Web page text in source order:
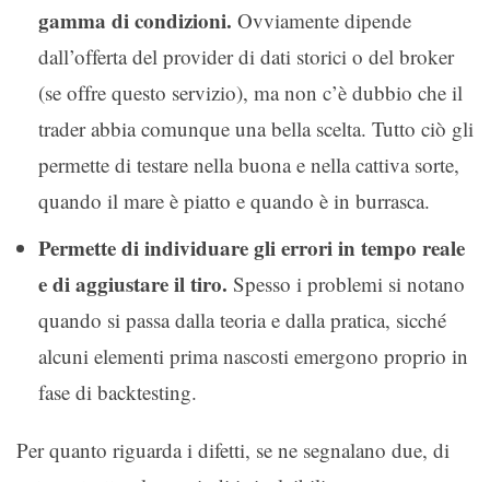
gamma di condizioni. Ovviamente dipende
dall’offerta del provider di dati storici o del broker
(se offre questo servizio), ma non c’è dubbio che il
trader abbia comunque una bella scelta. Tutto ciò gli
permette di testare nella buona e nella cattiva sorte,
quando il mare è piatto e quando è in burrasca.
Permette di individuare gli errori in tempo reale
e di aggiustare il tiro. Spesso i problemi si notano
quando si passa dalla teoria e dalla pratica, sicché
alcuni elementi prima nascosti emergono proprio in
fase di backtesting.
Per quanto riguarda i difetti, se ne segnalano due, di